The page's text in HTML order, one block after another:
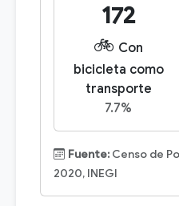
172
🚲 Con
bicicleta como
transporte
7.7%
Fuente: Censo de
2020, INEGI